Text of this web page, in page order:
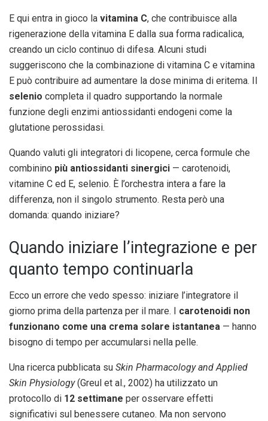
E qui entra in gioco la vitamina C, che contribuisce alla
rigenerazione della vitamina E dalla sua forma radicalica,
creando un ciclo continuo di difesa. Alcuni studi
suggeriscono che la combinazione di vitamina C e vitamina
E può contribuire ad aumentare la dose minima di eritema. Il
selenio completa il quadro supportando la normale
funzione degli enzimi antiossidanti endogeni come la
glutatione perossidasi.
Quando valuti gli integratori di licopene, cerca formule che
combinino più antiossidanti sinergici — carotenoidi,
vitamine C ed E, selenio. È l’orchestra intera a fare la
differenza, non il singolo strumento. Resta però una
domanda: quando iniziare?
Quando iniziare l’integrazione e per
quanto tempo continuarla
Ecco un errore che vedo spesso: iniziare l’integratore il
giorno prima della partenza per il mare. I carotenoidi non
funzionano come una crema solare istantanea — hanno
bisogno di tempo per accumularsi nella pelle.
Una ricerca pubblicata su Skin Pharmacology and Applied
Skin Physiology(Greul et al., 2002) ha utilizzato un
protocollo di 12 settimane per osservare effetti
significativi sul benessere cutaneo. Ma non servono